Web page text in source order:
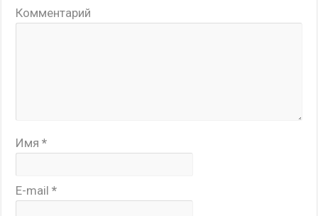
Комментарий
Имя*
E-mail*